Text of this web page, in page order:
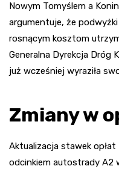
Nowym Tomyślem a
argumentuje, że
rosnącym kosztom
Generalna Dyrekcja Dróg
już wcześniej wyraziła
Zmiany w
Aktualizacja stawek
odcinkiem autostrady A2